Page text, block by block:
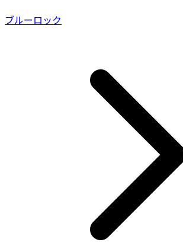
ブルーロック